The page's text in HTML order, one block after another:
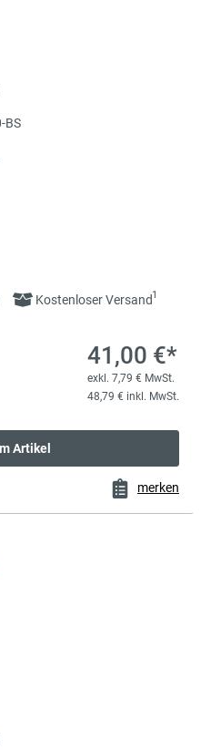
BS
Kostenloser Versand1
41,00 €*
exkl. 7,79 € MwSt.
48,79 € inkl. MwSt.
Artikel
merken